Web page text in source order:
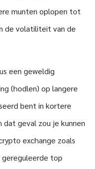
munten oplopen tot
de volatiliteit van de
een geweldig
(hodlen) op langere
bent in kortere
geval zou je kunnen
exchange zoals
top